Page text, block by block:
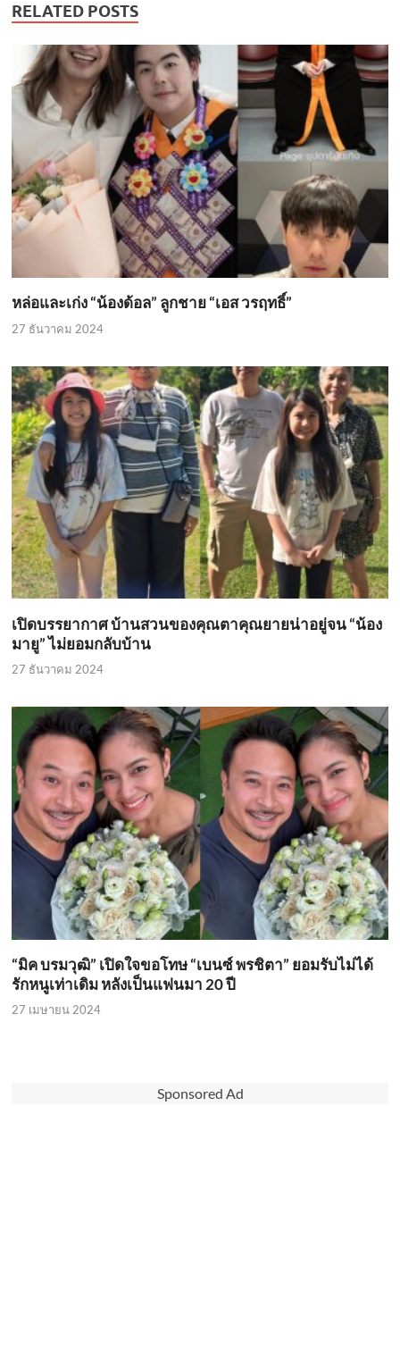
RELATED POSTS
หล่อและเก่ง “น้องด้อล” ลูกชาย “เอส วรฤทธิ์”
27 ธันวาคม 2024
เปิดบรรยากาศ บ้านสวนของคุณตาคุณยายน่าอยู่จน “น้อง
มายู” ไม่ยอมกลับบ้าน
27 ธันวาคม 2024
“มิค บรมวุฒิ” เปิดใจขอโทษ “เบนซ์ พรชิตา” ยอมรับไม่ได้
รักหนูเท่าเดิม หลังเป็นแฟนมา 20 ปี
27 เมษายน 2024
Sponsored Ad